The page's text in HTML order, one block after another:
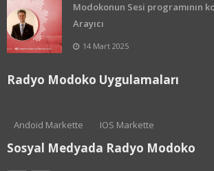
Modokonun Sesi programının
Arayıcı
14 Mart 2025
Radyo Modoko Uygulamaları
Andoid Markette IOS Markette
Sosyal Medyada Radyo Modoko